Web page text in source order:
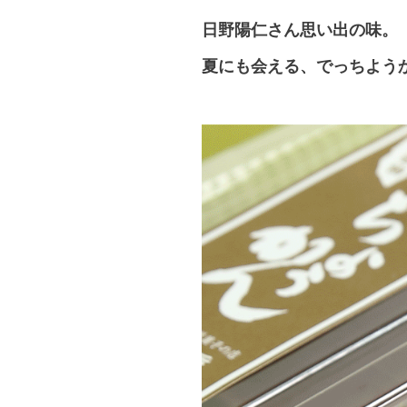
日野陽仁さん思い出の味。
夏にも会える、でっちよう